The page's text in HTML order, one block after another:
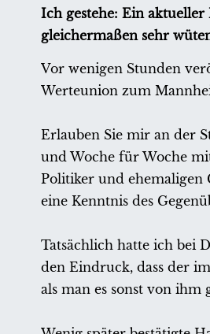
Ich gestehe: Ein
gleichermaßen sehr
Vor wenigen Stunden
Werteunion zum
Erlauben Sie mir an der
und Woche für Woche
Politiker und ehemaligen
eine Kenntnis des
Tatsächlich hatte ich bei
den Eindruck, dass der
als man es sonst von ihm